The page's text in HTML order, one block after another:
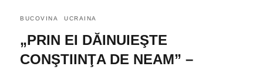
BUCOVINA UCRAINA
„PRIN EI DĂINUIEŞTE
CONŞTIINŢA DE NEAM” –